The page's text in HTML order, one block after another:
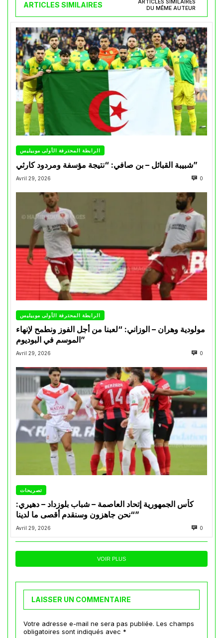
ARTICLES SIMILAIRES
ARTICLES SIMILAIRES
DU MÊME AUTEUR
الرابطة المحترفة الأولى موبيليس
شبيبة القبائل – بن صافي: “نتيجة مؤسفة ومردود كارثي”
Avril 29, 2026 0
الرابطة المحترفة الأولى موبيليس
مولودية وهران – الوزاني: “لعبنا من أجل الفوز ونطمح لإنهاء
الموسم في البوديوم”
Avril 29, 2026 0
تصريحات
كأس الجمهورية إتحاد العاصمة – شباب بلوزداد – دهيري:
“نحن جاهزون وسنقدم أقصى ما لدينا”
Avril 29, 2026 0
VOIR PLUS
LAISSER UN COMMENTAIRE
Votre adresse e-mail ne sera pas publiée. Les champs
obligatoires sont indiqués avec *